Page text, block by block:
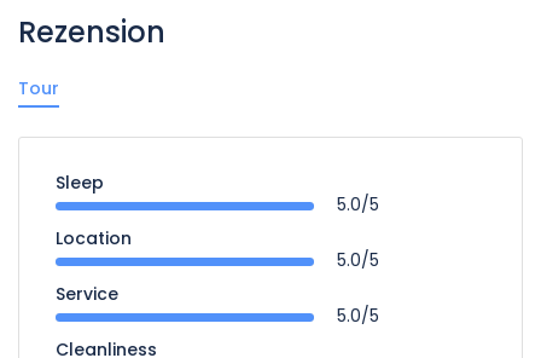
Rezension
Tour
Sleep
5.0/5
Location
5.0/5
Service
5.0/5
Cleanliness